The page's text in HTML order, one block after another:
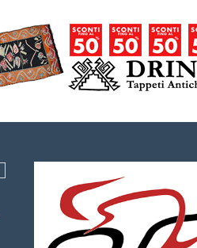
Brocci Incontra
Giuseppe Martinelli
– r